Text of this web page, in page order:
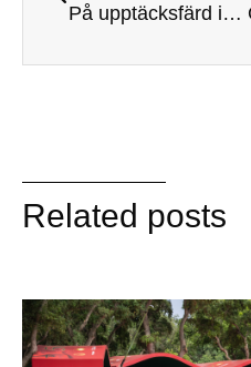
På upptäcksfärd i golfens Normandie
Related posts